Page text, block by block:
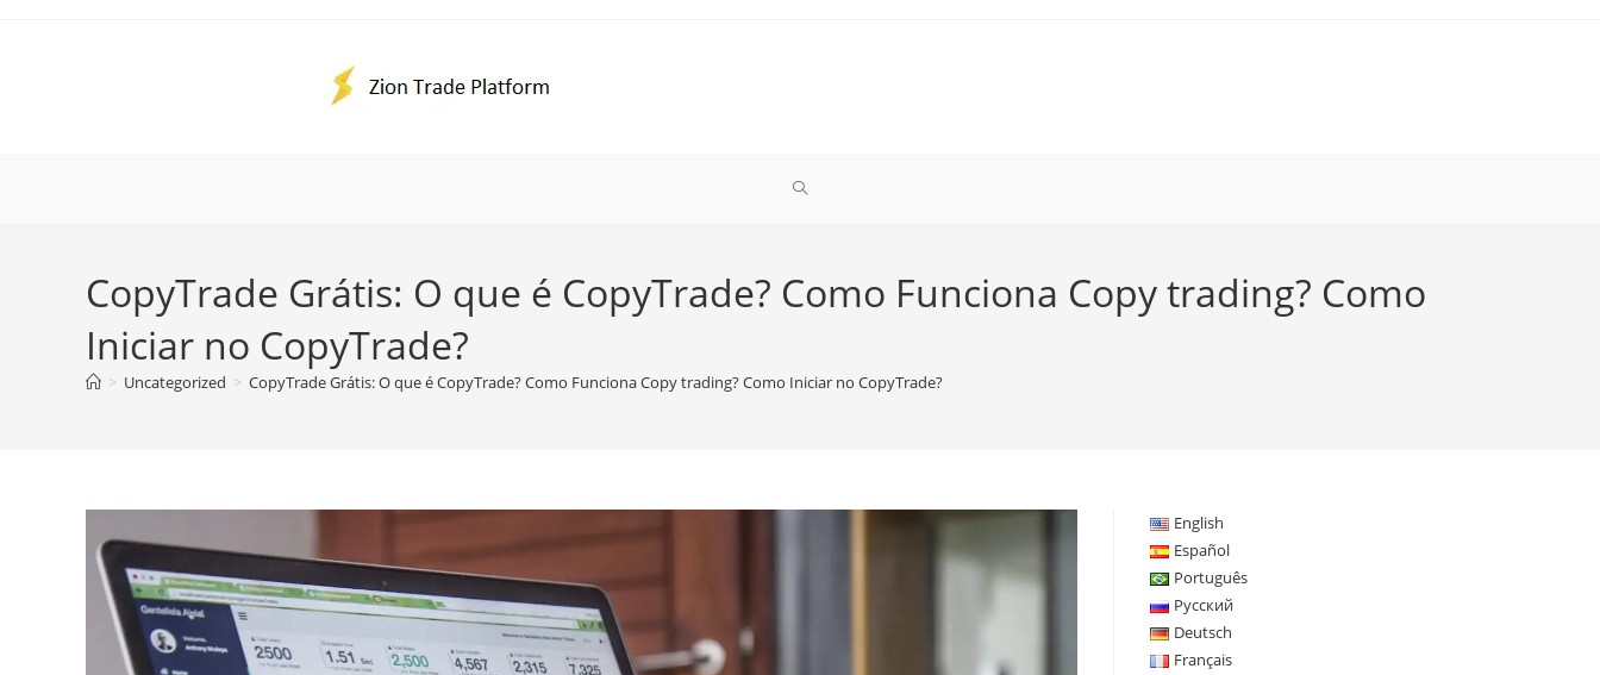
ALTERNAR
CopyTrade Grátis: O que é CopyTrade? Como Funciona Copy trading? Como
Iniciar no CopyTrade?
> Uncategorized > CopyTrade Grátis: O que é CopyTrade? Como Funciona Copy trading? Como Iniciar no CopyTrade?
English
Español
Português
Русский
Deutsch
Français